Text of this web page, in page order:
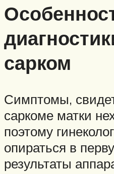
сарком
Симптомы,
саркоме матки
поэтому
опираться в
результаты